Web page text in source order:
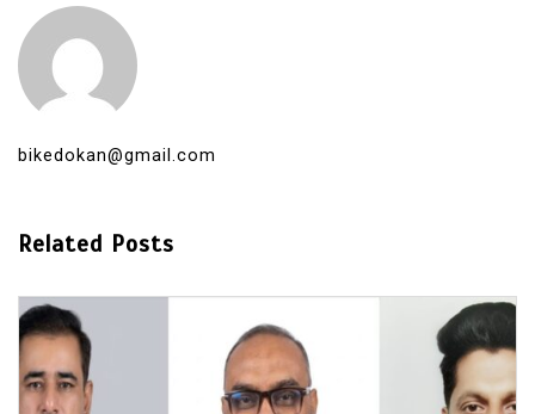
bikedokan@gmail.com
Related Posts